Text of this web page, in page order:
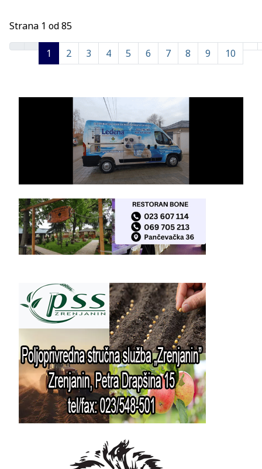
Strana 1 od 85
1 2 3 4 5 6 7 8 9 10